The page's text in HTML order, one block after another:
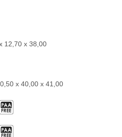
12,70 x 38,00
x 40,00 x 41,00